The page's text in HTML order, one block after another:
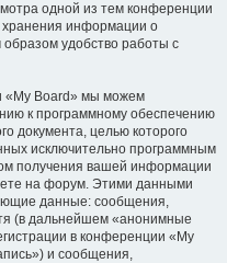
одной из тем конференции
хранения информации о
удобство работы с
«My Board» мы можем
к программному обеспечению
документа, целью которого
исключительно программным
получения вашей информации
на форум. Этими данными
данные: сообщения,
(в дальнейшем «анонимные
в конференции «My
и сообщения,